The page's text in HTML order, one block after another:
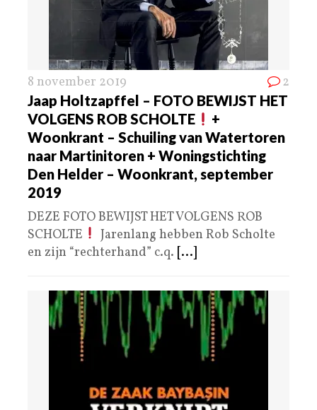
8 november 2019 2
Jaap Holtzapffel – FOTO BEWIJST HET
VOLGENS ROB SCHOLTE
+
Woonkrant – Schuiling van Watertoren
naar Martinitoren + Woningstichting
Den Helder – Woonkrant, september
2019
DEZE FOTO BEWIJST HET VOLGENS ROB
SCHOLTE
Jarenlang hebben Rob Scholte
en zijn “rechterhand” c.q. [...]